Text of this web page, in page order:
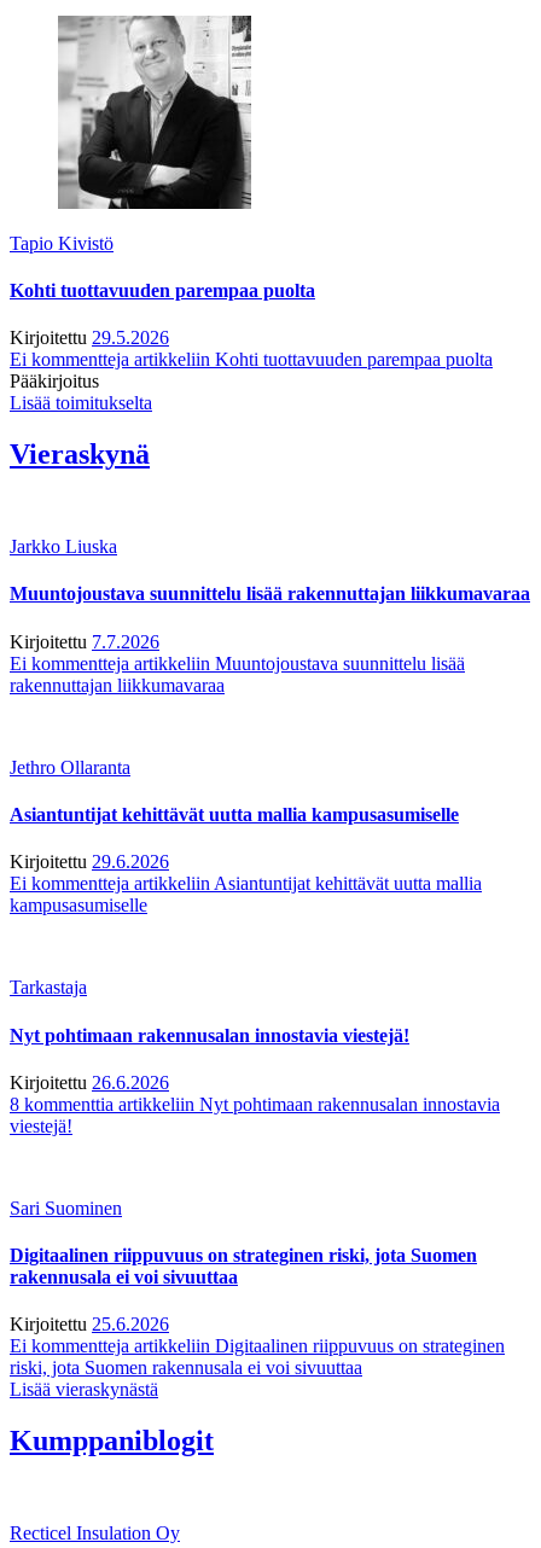
Tapio Kivistö
Kohti tuottavuuden parempaa puolta
Kirjoitettu 29.5.2026
Ei kommentteja artikkeliin Kohti tuottavuuden parempaa puolta
Pääkirjoitus
Lisää toimitukselta
Vieraskynä
Jarkko Liuska
Muuntojoustava suunnittelu lisää rakennuttajan liikkumavaraa
Kirjoitettu 7.7.2026
Ei kommentteja artikkeliin Muuntojoustava suunnittelu lisää
rakennuttajan liikkumavaraa
Jethro Ollaranta
Asiantuntijat kehittävät uutta mallia kampusasumiselle
Kirjoitettu 29.6.2026
Ei kommentteja artikkeliin Asiantuntijat kehittävät uutta mallia
kampusasumiselle
Tarkastaja
Nyt pohtimaan rakennusalan innostavia viestejä!
Kirjoitettu 26.6.2026
8 kommenttia artikkeliin Nyt pohtimaan rakennusalan innostavia
viestejä!
Sari Suominen
Digitaalinen riippuvuus on strateginen riski, jota Suomen
rakennusala ei voi sivuuttaa
Kirjoitettu 25.6.2026
Ei kommentteja artikkeliin Digitaalinen riippuvuus on strateginen
riski, jota Suomen rakennusala ei voi sivuuttaa
Lisää vieraskynästä
Kumppaniblogit
Recticel Insulation Oy